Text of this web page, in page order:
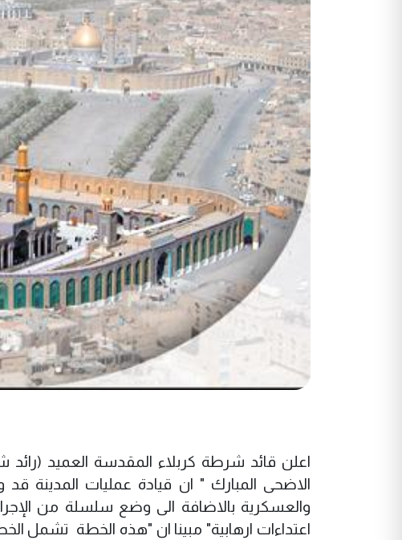
اعلن قائد شرطة كربلاء المقدسة العميد
الاضحى المبارك " ان قيادة عمليات المدينة
والعسكرية بالاضافة الى وضع سلسلة من
اعتداءات ارهابية" مبينا ان "هذه الخطة تشمل